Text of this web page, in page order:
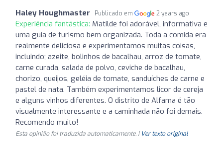
Haley Houghmaster Publicado em 2 years ago
Experiência fantástica: Matilde foi adorável, informativa e
uma guia de turismo bem organizada. Toda a comida era
realmente deliciosa e experimentamos muitas coisas,
incluindo; azeite, bolinhos de bacalhau, arroz de tomate,
carne curada, salada de polvo, ceviche de bacalhau,
chorizo, queijos, geléia de tomate, sanduíches de carne e
pastel de nata. Também experimentamos licor de cereja
e alguns vinhos diferentes. O distrito de Alfama é tão
visualmente interessante e a caminhada não foi demais.
Recomendo muito!
Esta opinião foi traduzida automaticamente. | Ver texto original